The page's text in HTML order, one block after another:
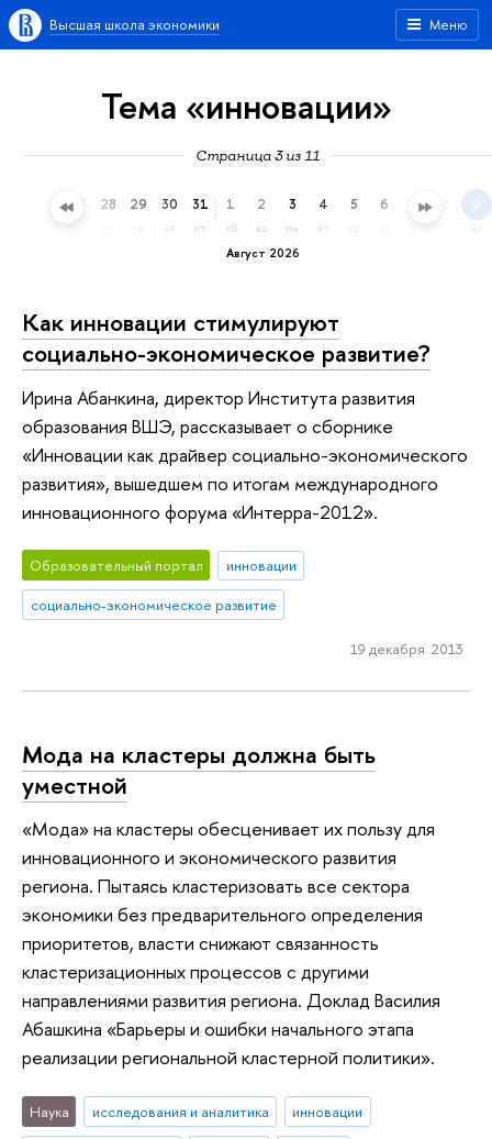
Меню
Высшая школа экономики
Тема «инновации»
Страница 3 из 11
27 28 29 30
чт
31
пт
Август 2026
1
сб
2
вс
3
пн
4
вт
5 6 7 9
вс
Как инновации стимулируют
социально-экономическое развитие?
Ирина Абанкина, директор Института развития
образования ВШЭ, рассказывает о сборнике
«Инновации как драйвер социально-экономического
развития», вышедшем по итогам международного
инновационного форума «Интерра-2012».
Образовательный портал
инновации
социально-экономическое развитие
19 декабря 2013
Мода на кластеры должна быть
уместной
«Мода» на кластеры обесценивает их пользу для
инновационного и экономического развития
региона. Пытаясь кластеризовать все сектора
экономики без предварительного определения
приоритетов, власти снижают связанность
кластеризационных процессов с другими
направлениями развития региона. Доклад Василия
Абашкина «Барьеры и ошибки начального этапа
реализации региональной кластерной политики».
Наука исследования и аналитика
инновации